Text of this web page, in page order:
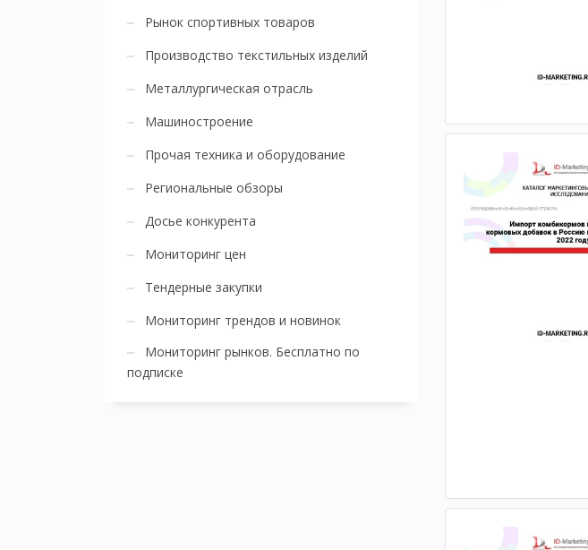
Рынок спортивных товаров
Производство текстильных изделий
Металлургическая отрасль
Машиностроение
Прочая техника и оборудование
Региональные обзоры
Досье конкурента
Мониторинг цен
Тендерные закупки
Мониторинг трендов и новинок
Мониторинг рынков. Бесплатно по
подписке